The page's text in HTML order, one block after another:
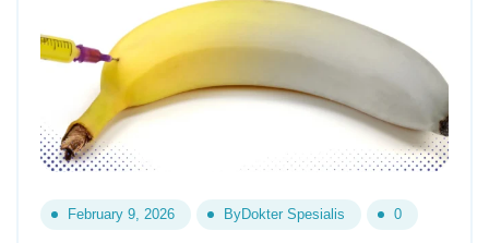
February 9, 2026 ByDokter Spesialis 0